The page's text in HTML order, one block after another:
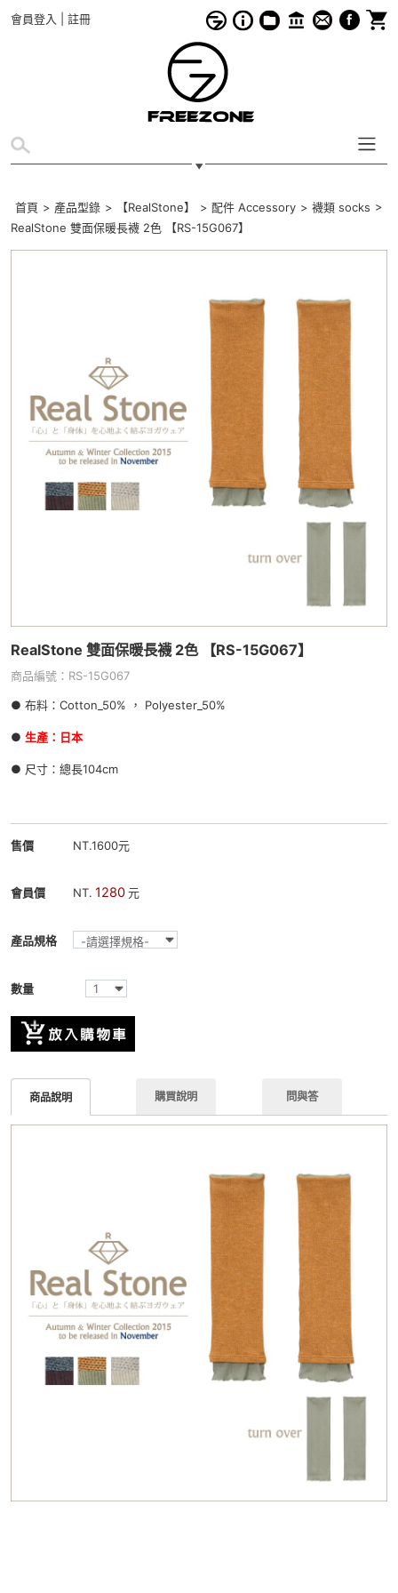
會員登入 註冊
首頁 > 產品型錄 > 【RealStone】 > 配件 Accessory > 襪類 socks >
RealStone 雙面保暖長襪 2色 【RS-15G067】
RealStone 雙面保暖長襪 2色 【RS-15G067】
商品編號：RS-15G067
● 布料：Cotton_50% ， Polyester_50%
● 生產：日本
● 尺寸：總長104cm
售價 NT.1600元
會員價 NT. 1280元
產品規格
數量
商品說明 購買說明 問與答